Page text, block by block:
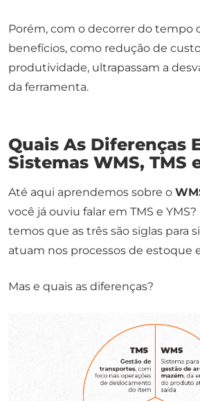
Porém, com o decorrer do tempo
benefícios, como redução de
produtividade, ultrapassam a
da ferramenta.
Quais As Diferenças
Sistemas WMS, TMS
Até aqui aprendemos sobre o
você já ouviu falar em TMS e
temos que as três são siglas para
atuam nos processos de estoque
Mas e quais as diferenças?